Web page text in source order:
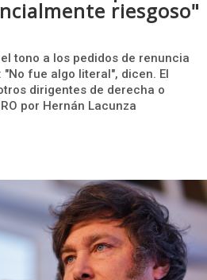
riesgoso"
tono a los pedidos de renuncia
fue algo literal", dicen. El
dirigentes de derecha o
por Hernán Lacunza